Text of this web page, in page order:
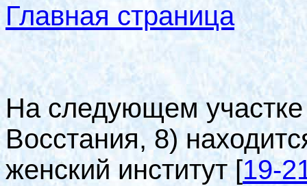
Главная страница
На следующем
Восстания, 8)
женский институт [19-